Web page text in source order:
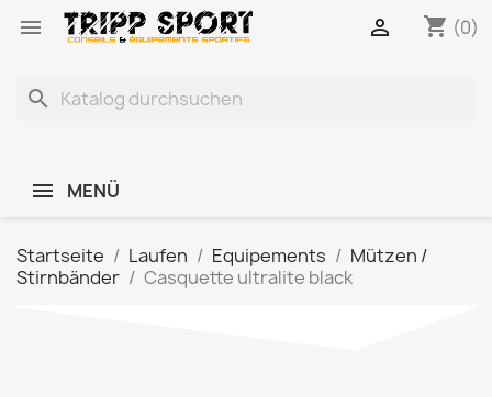
 shopping_cart (0)

search
MENÜ
Startseite Laufen Equipements
Mützen /
Stirnbänder
Casquette ultralite black